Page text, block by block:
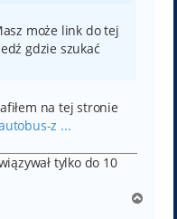
może link do tej
gdzie szukać
na tej stronie
z ...
tylko do 10